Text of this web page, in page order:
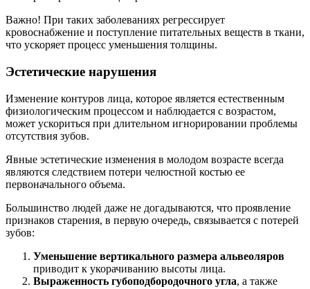
Важно! При таких заболеваниях регрессирует
кровоснабжение и поступление питательных веществ в ткани,
что ускоряет процесс уменьшения толщины.
Эстетические нарушения
Изменение контуров лица, которое является естественным
физиологическим процессом и наблюдается с возрастом,
может ускориться при длительном игнорировании проблемы
отсутствия зубов.
Явные эстетические изменения в молодом возрасте всегда
являются следствием потери челюстной костью ее
первоначального объема.
Большинство людей даже не догадываются, что проявление
признаков старения, в первую очередь, связывается с потерей
зубов:
Уменьшение вертикального размера альвеоляров
приводит к укорачиванию высоты лица.
Выраженность губоподбородочного угла, а также